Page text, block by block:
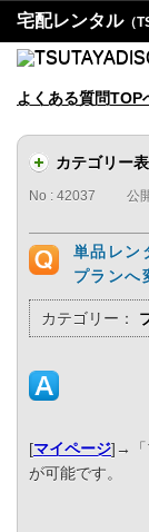
宅配レンタル（
よくある質問TOP
カテゴリー
No : 42037 公
単品レン
プランへ
カテゴリー：
[マイページ]→「
が可能です。